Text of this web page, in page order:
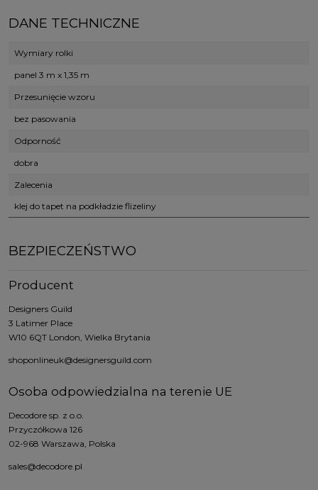
DANE TECHNICZNE
Wymiary rolki
panel 3 m x 1,35 m
Przesunięcie wzoru
bez pasowania
Odporność
dobra
Zalecenia
klej do tapet na podkładzie flizeliny
BEZPIECZEŃSTWO
Producent
Designers Guild
3 Latimer Place
W10 6QT London, Wielka Brytania
shoponlineuk@designersguild.com
Osoba odpowiedzialna na terenie UE
Decodore sp. z o.o.
Przyczółkowa 126
02-968 Warszawa, Polska
sales@decodore.pl